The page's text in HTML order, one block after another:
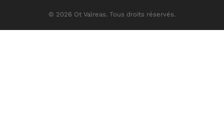
© 2026 Ot Valreas. Tous droits réservés.